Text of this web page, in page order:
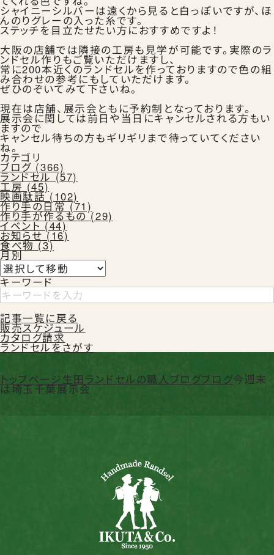
InstagramFacebook X
カタログ請求
よくある質問
会社概要
お買い物ガイド
プライバシーポリシー
シャイニーシルバーは遠くから見ると白っぽいですが、ほ
んのりグレーの入った糸です。
ステッチを目立たせたい方におすすめですよ！
大阪の店舗では隣接の工房も見学が可能です。実際のラ
ンドセル作りもご覧いただけますし、
常に200本近くのランドセルを作っておりますので色の組
み合わせの参考にもしていただけます。
ぜひのぞいてみて下さいね。
現在は店舗、展示会ともに予約制となっております。
展示会に関しては前日や当日にキャンセルされる方もい
ますので
キャンセル待ちの方もギリギリまで待っていてください
ね。
カテゴリ
ブログ (366)
ランドセル (57)
工房 (45)
映画駄話 (102)
作り手の日常 (71)
作り手が作るもの (29)
イベント (44)
お知らせ (16)
食べ物 (3)
月別
キーワード
記事一覧に戻る
販売スケジュール
カタログ請求
ランドセルをさがす
トップページ 生田ランドセルの職人ブログブログ今週末
は埼玉千葉展示会